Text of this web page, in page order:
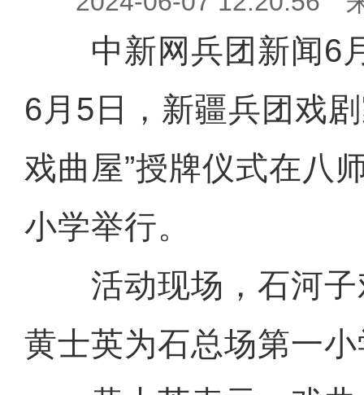
中新网兵团新闻6
6月5日，新疆兵团戏
戏曲屋”授牌仪式在八
小学举行。
活动现场，石河子
黄士英为石总场第一